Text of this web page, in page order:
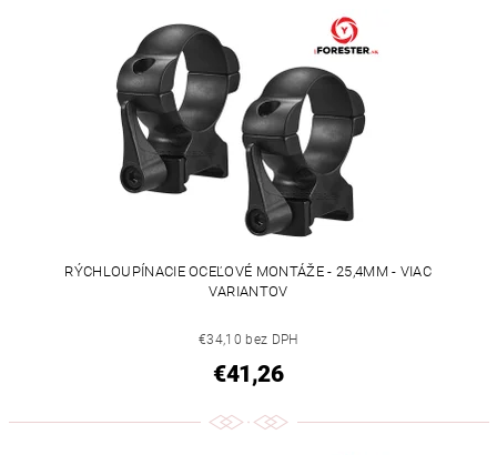
RÝCHLOUPÍNACIE OCEĽOVÉ MONTÁŽE - 25,4MM - VIAC
VARIANTOV
€34,10 bez DPH
€41,26